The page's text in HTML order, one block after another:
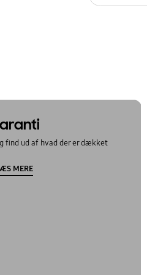
find ud af hvad der er dækket
MERE